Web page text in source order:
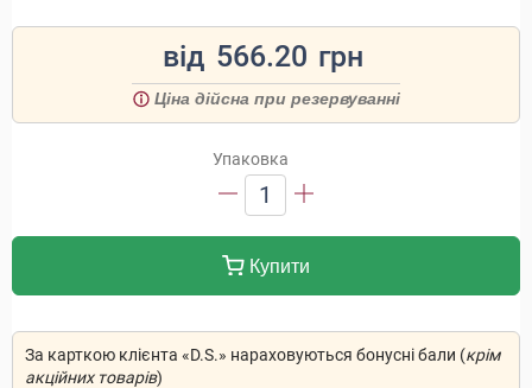
від 566.20 грн
Ціна дійсна при резервуванні
Упаковка
1
Купити
За карткою клієнта «D.S.» нараховуються бонусні бали (крім
акційних товарів)